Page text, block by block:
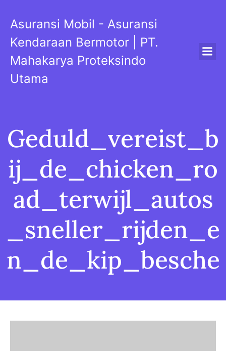
content
Asuransi Mobil - Asuransi
Kendaraan Bermotor | PT.
Mahakarya Proteksindo
Utama
Geduld_vereist_b
ij_de_chicken_ro
ad_terwijl_autos
_sneller_rijden_e
n_de_kip_besche